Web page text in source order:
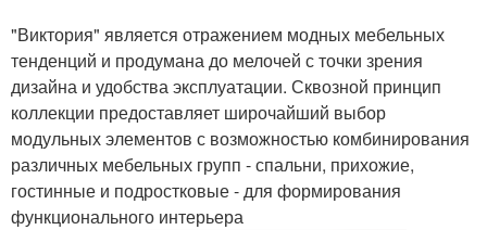
"Виктория" является отражением модных мебельных
тенденций и продумана до мелочей с точки зрения
дизайна и удобства эксплуатации. Сквозной принцип
коллекции предоставляет широчайший выбор
модульных элементов с возможностью комбинирования
различных мебельных групп - спальни, прихожие,
гостинные и подростковые - для формирования
функционального интерьера